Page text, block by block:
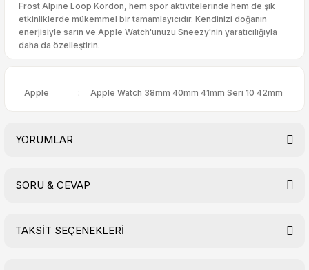
Frost Alpine Loop Kordon, hem spor aktivitelerinde hem de şık
etkinliklerde mükemmel bir tamamlayıcıdır. Kendinizi doğanın
enerjisiyle sarın ve Apple Watch'unuzu Sneezy'nin yaratıcılığıyla
daha da özelleştirin.
Apple : Apple Watch 38mm 40mm 41mm Seri 10 42mm
YORUMLAR
SORU & CEVAP
TAKSİT SEÇENEKLERİ